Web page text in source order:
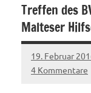
Treffen des
Malteser
19. Februar
4 Kommentare